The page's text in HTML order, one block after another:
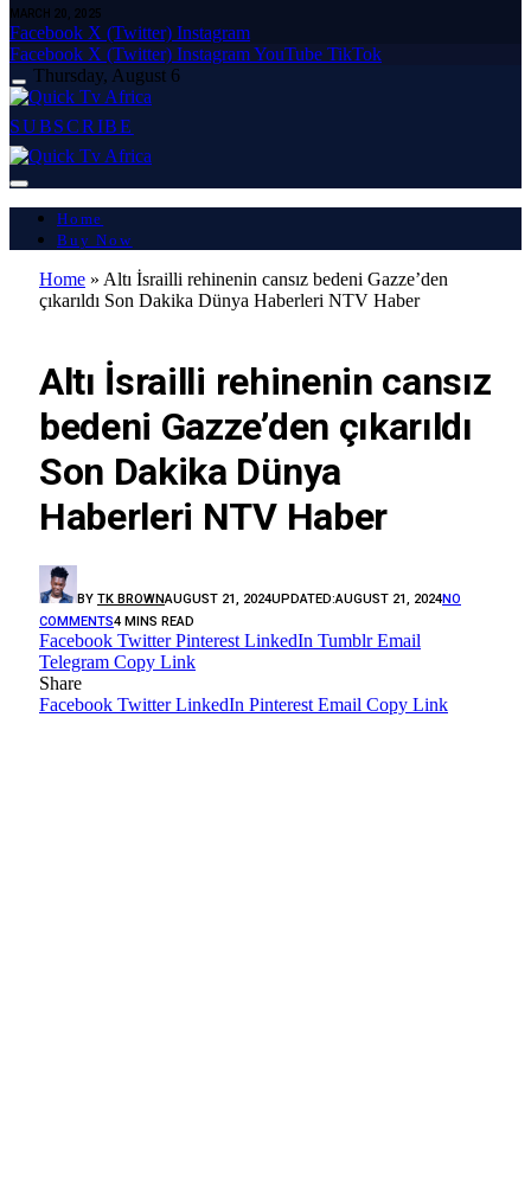
MARCH 20, 2025
Facebook X (Twitter) Instagram
Facebook X (Twitter) InstagramYouTube TikTok
Thursday, August 6
SUBSCRIBE
Home
Buy Now
Home » Altı İsrailli rehinenin cansız bedeni Gazze’den
çıkarıldı Son Dakika Dünya Haberleri NTV Haber
Altı İsrailli rehinenin cansız
bedeni Gazze’den çıkarıldı
Son Dakika Dünya
Haberleri NTV Haber
BY TK BROWNAUGUST 21, 2024UPDATED:AUGUST 21, 2024NO
COMMENTS4 MINS READ
Facebook Twitter Pinterest LinkedIn Tumblr Email
Telegram Copy Link
Share
Facebook Twitter LinkedIn Pinterest Email Copy Link